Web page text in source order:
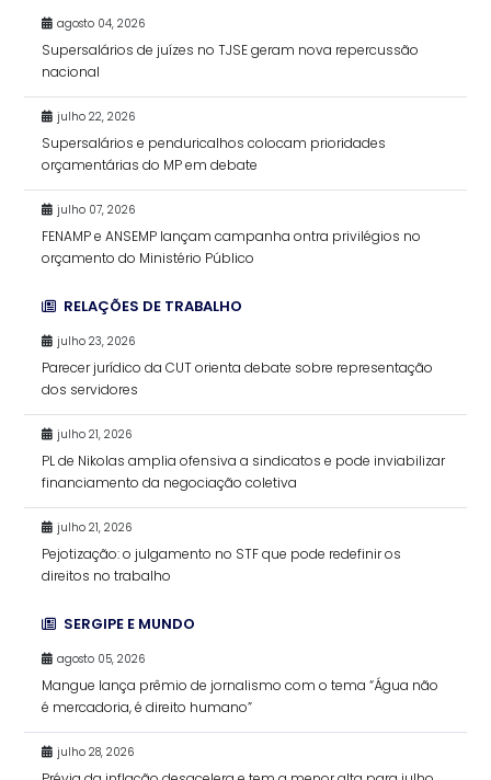
agosto 04, 2026
Supersalários de juízes no TJSE geram nova repercussão
nacional
julho 22, 2026
Supersalários e penduricalhos colocam prioridades
orçamentárias do MP em debate
julho 07, 2026
FENAMP e ANSEMP lançam campanha ontra privilégios no
orçamento do Ministério Público
RELAÇÕES DE TRABALHO
julho 23, 2026
Parecer jurídico da CUT orienta debate sobre representação
dos servidores
julho 21, 2026
PL de Nikolas amplia ofensiva a sindicatos e pode inviabilizar
financiamento da negociação coletiva
julho 21, 2026
Pejotização: o julgamento no STF que pode redefinir os
direitos no trabalho
SERGIPE E MUNDO
agosto 05, 2026
Mangue lança prêmio de jornalismo com o tema “Água não
é mercadoria, é direito humano”
julho 28, 2026